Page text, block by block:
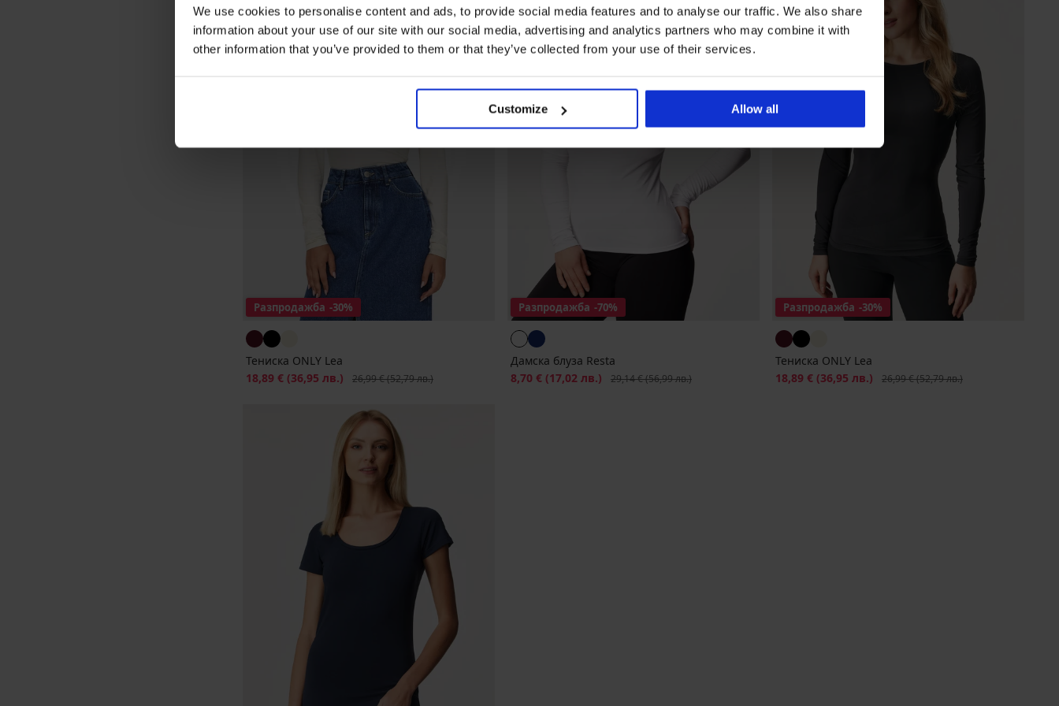
We use cookies to personalise content and ads, to provide social media features and to analyse our traffic. We also share
information about your use of our site with our social media, advertising and analytics partners who may combine it with
other information that you’ve provided to them or that they’ve collected from your use of their services.
Customize Allow all
Разпродажба -30%
Тениска ONLY Lea
Намаление
18,89 € (36,95 лв.) Първоначална цена
26,99 €(52,79 лв.)
Разпродажба -70%
Дамска блуза Resta
Намаление
8,70 € (17,02 лв.) Първоначална цена
29,14 €(56,99 лв.)
Разпродажба -30%
Тениска ONLY Lea
Намаление
18,89 € (36,95 лв.) Първоначална цена
26,99 €(52,79 лв.)